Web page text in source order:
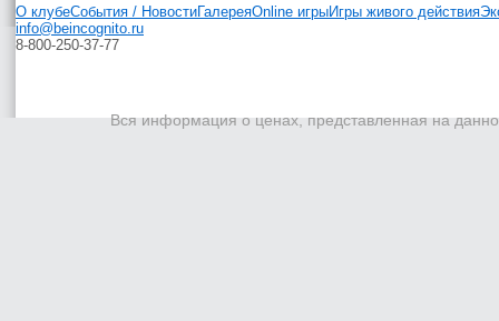
О клубеСобытия / НовостиГалереяOnline игрыИгры живого действия
info@beincognito.ru
8-800-250-37-77
Вся информация о ценах, представленная на